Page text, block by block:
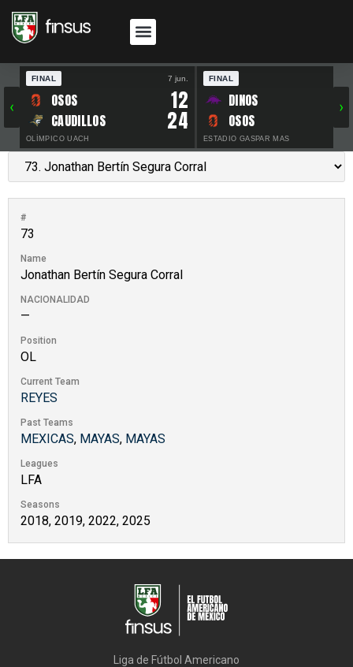
‹
FINAL 7 jun.
OSOS 12
CAUDILLOS 24
OLÍMPICO UACH
FINAL
DINOS
OSOS
ESTADIO GASPAR MAS
›
#
73
Name
Jonathan Bertín Segura Corral
NACIONALIDAD
—
Position
OL
Current Team
REYES
Past Teams
MEXICAS, MAYAS, MAYAS
Leagues
LFA
Seasons
2018, 2019, 2022, 2025
Liga de Fútbol Americano